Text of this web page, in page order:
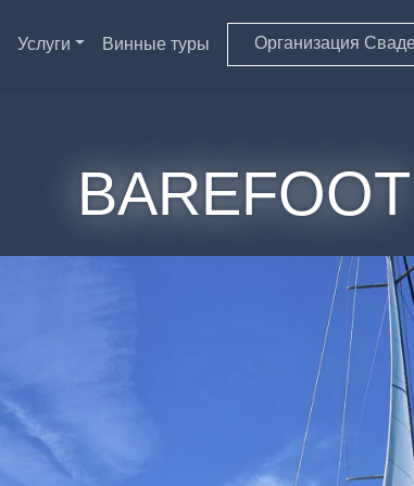
Услуги Винные туры Организация
BAREFOOT